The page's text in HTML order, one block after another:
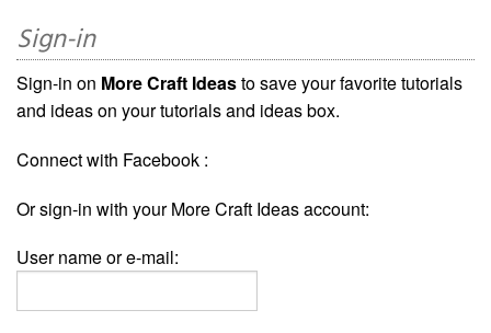
Sign-in
Sign-in on More Craft Ideasto save your favorite tutorials
and ideas on your tutorials and ideas box.
Connect with Facebook :
Or sign-in with your More Craft Ideas account:
User name or e-mail: